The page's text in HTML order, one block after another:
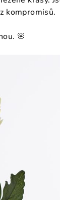
kompromisů.
🌸